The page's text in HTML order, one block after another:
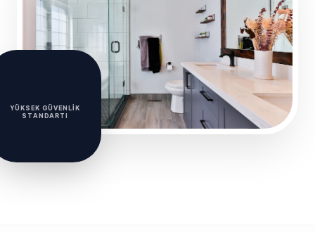
YÜKSEK GÜVENLIK
STANDARTI